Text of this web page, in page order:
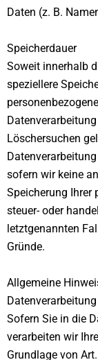
Daten (z. B.
Speicherdauer
Soweit innerhalb
speziellere
Löschersuchen
sofern wir keine
Speicherung Ihrer
steuer- oder
letztgenannten
Gründe.
Allgemeine
Sofern Sie in die
verarbeiten wir
Grundlage von